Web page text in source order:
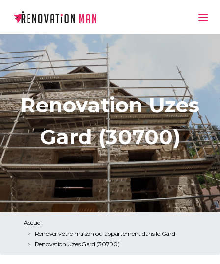
Renovation Uzes
Gard (30700)
Accueil
Rénover votre maison ou appartement dans le Gard
Renovation Uzes Gard (30700)